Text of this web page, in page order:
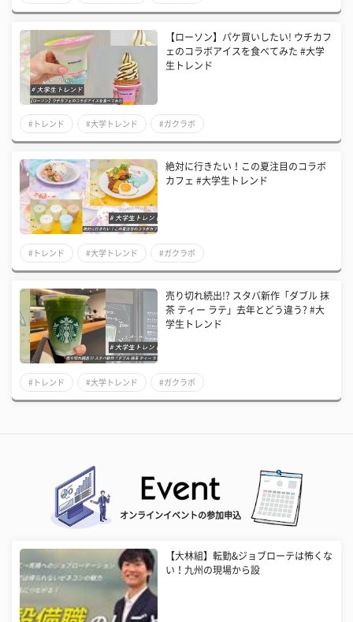
【ローソン】パケ買いしたい! ウチカフ
ェのコラボアイスを食べてみた #大学
生トレンド
#トレンド #大学トレンド #ガクラボ
絶対に行きたい！この夏注目のコラボ
カフェ #大学生トレンド
#トレンド #大学トレンド #ガクラボ
売り切れ続出!? スタバ新作「ダブル 抹
茶 ティー ラテ」去年とどう違う? #大
学生トレンド
#トレンド #大学トレンド #ガクラボ
オンラインイベントの参加申込
【大林組】転勤&ジョブローテは怖くな
い！九州の現場から設